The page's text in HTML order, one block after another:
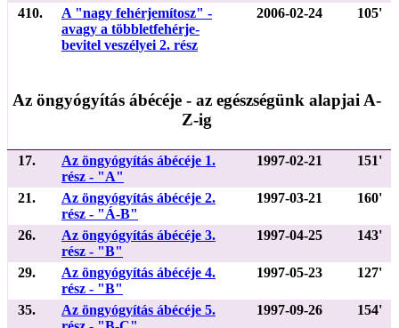
410.
A "nagy fehérjemítosz" -
avagy a többletfehérje-
bevitel veszélyei 2. rész
2006-02-24 105'
Az öngyógyítás ábécéje - az egészségünk alapjai A-
Z-ig
17.
Az öngyógyítás ábécéje 1.
rész - "A"
1997-02-21 151'
21.
Az öngyógyítás ábécéje 2.
rész - "Á-B"
1997-03-21 160'
26.
Az öngyógyítás ábécéje 3.
rész - "B"
1997-04-25 143'
29.
Az öngyógyítás ábécéje 4.
rész - "B"
1997-05-23 127'
35.
Az öngyógyítás ábécéje 5.
1997-09-26 154'